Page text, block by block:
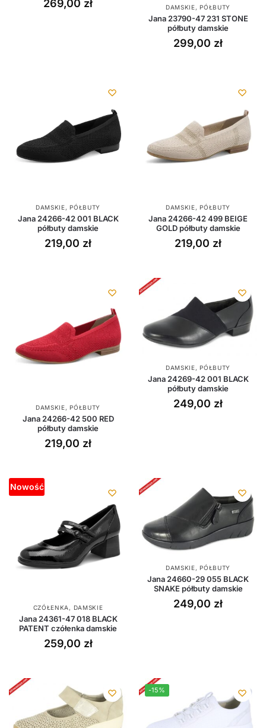
269,00 zł DAMSKIE,PÓŁBUTY
Jana 23790-47 231 STONE
półbuty damskie
299,00 zł
DAMSKIE,PÓŁBUTY
Jana 24266-42 001 BLACK
półbuty damskie
219,00 zł
DAMSKIE,PÓŁBUTY
Jana 24266-42 499 BEIGE
GOLD półbuty damskie
219,00 zł
DAMSKIE,PÓŁBUTY
Jana 24266-42 500 RED
półbuty damskie
219,00 zł
DAMSKIE,PÓŁBUTY
Jana 24269-42 001 BLACK
półbuty damskie
249,00 zł
Nowość
CZÓŁENKA , DAMSKIE
Jana 24361-47 018 BLACK
PATENT czółenka damskie
259,00 zł
DAMSKIE,PÓŁBUTY
Jana 24660-29 055 BLACK
SNAKE półbuty damskie
249,00 zł
-15%